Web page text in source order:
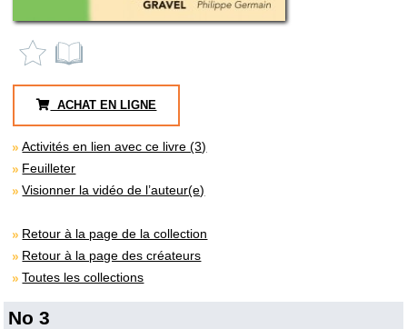
ACHAT EN LIGNE
Activités en lien avec ce livre (3)
Feuilleter
Visionner la vidéo de l’auteur(e)
Retour à la page de la collection
Retour à la page des créateurs
Toutes les collections
No 3